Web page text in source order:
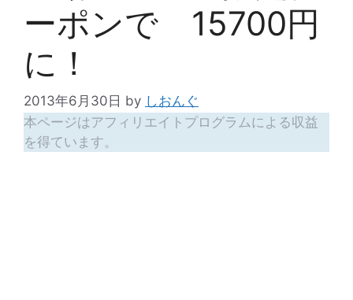
ーポンで 15700円
に！
2013年6月30日 by しおんぐ
本ページはアフィリエイトプログラムによる収益
を得ています。